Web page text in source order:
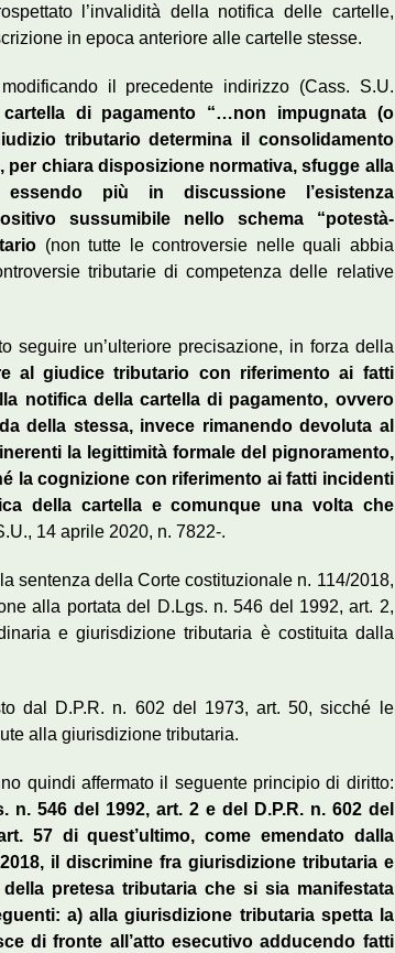
l’invalidità della notifica delle cartelle,
in epoca anteriore alle cartelle stesse.
il precedente indirizzo (Cass. S.U.
di pagamento “…non impugnata (o
tributario determina il consolidamento
per chiara disposizione normativa, sfugge alla
più in discussione l’esistenza
sussumibile nello schema “potestà-
(non tutte le controversie nelle quali abbia
tributarie di competenza delle relative
seguire un’ulteriore precisazione, in forza della
al giudice tributario con riferimento ai fatti
notifica della cartella di pagamento, ovvero
della stessa, invece rimanendo devoluta al
la legittimità formale del pignoramento,
la cognizione con riferimento ai fatti incidenti
della cartella e comunque una volta che
14 aprile 2020, n. 7822-.
sentenza della Corte costituzionale n. 114/2018,
alla portata del D.Lgs. n. 546 del 1992, art. 2,
e giurisdizione tributaria è costituita dalla
dal D.P.R. n. 602 del 1973, art. 50, sicché le
alla giurisdizione tributaria.
quindi affermato il seguente principio di diritto:
546 del 1992, art. 2 e del D.P.R. n. 602 del
57 di quest’ultimo, come emendato dalla
il discrimine fra giurisdizione tributaria e
pretesa tributaria che si sia manifestata
a) alla giurisdizione tributaria spetta la
di fronte all’atto esecutivo adducendo fatti